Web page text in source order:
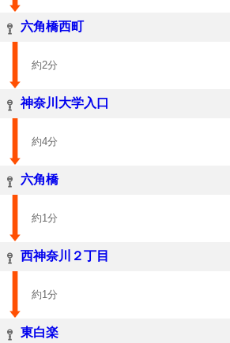
六角橋西町
約2分
神奈川大学入口
約4分
六角橋
約1分
西神奈川２丁目
約1分
東白楽